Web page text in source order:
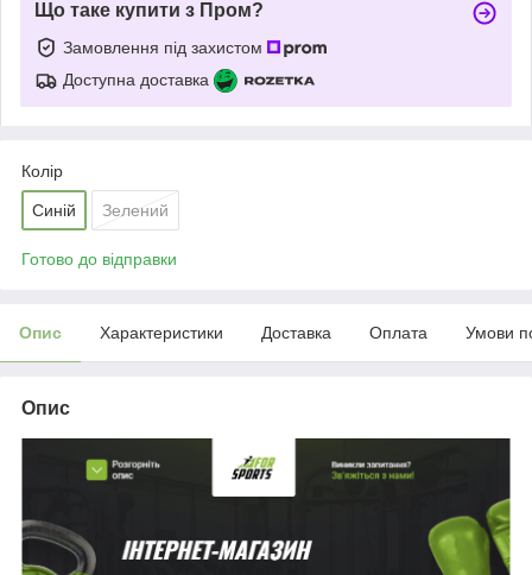
Що таке купити з Пром?
Замовлення під захистом
Доступна доставка
Колір
Синій Зелений
Готово до відправки
Опис Характеристики Доставка Оплата Умови
Опис